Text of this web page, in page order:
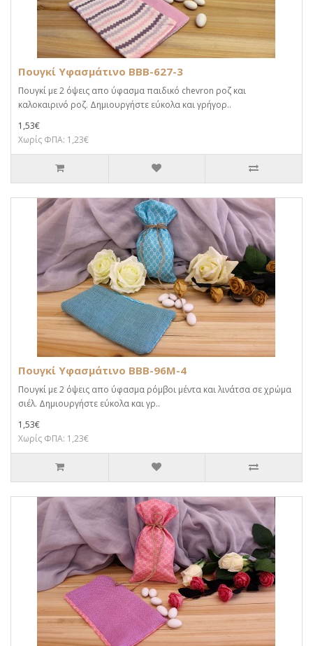
Πουγκί Υφασμάτινο BBB-627-3
Πουγκί με 2 όψεις απο ύφασμα παιδικό chevron ροζ και
καλοκαιρινό ροζ. Δημιουργήστε εύκολα και γρήγορ..
1,53€
Χωρίς ΦΠΑ: 1,23€
Πουγκί Υφασμάτινο BBB-96M-4
Πουγκί με 2 όψεις απο ύφασμα ρόμβοι μέντα και λινάτσα σε χρώμα
σιέλ. Δημιουργήστε εύκολα και γρ..
1,53€
Χωρίς ΦΠΑ: 1,23€